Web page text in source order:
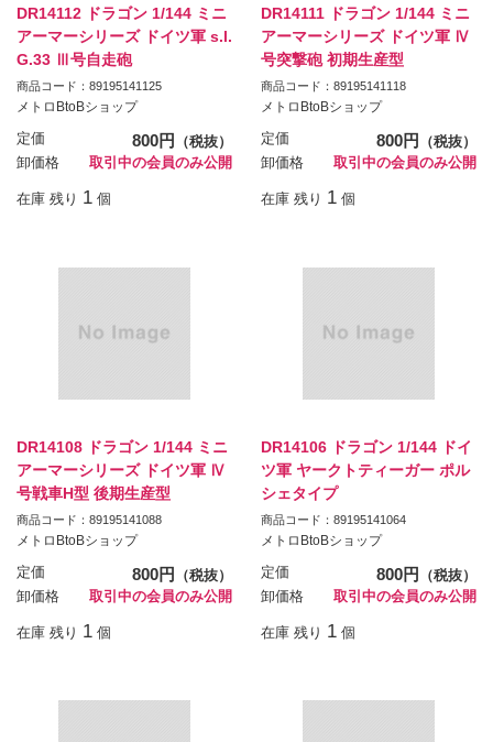
DR14112 ドラゴン 1/144 ミニ
アーマーシリーズ ドイツ軍 s.l.
G.33 Ⅲ号自走砲
商品コード：89195141125
メトロBtoBショップ
定価 800円
（税抜）
卸価格
取引中の会員のみ公開
在庫 残り 1 個
DR14111 ドラゴン 1/144 ミニ
アーマーシリーズ ドイツ軍 Ⅳ
号突撃砲 初期生産型
商品コード：89195141118
メトロBtoBショップ
定価 800円
（税抜）
卸価格
取引中の会員のみ公開
在庫 残り 1 個
DR14108 ドラゴン 1/144 ミニ
アーマーシリーズ ドイツ軍 Ⅳ
号戦車H型 後期生産型
商品コード：89195141088
メトロBtoBショップ
定価 800円
（税抜）
卸価格
取引中の会員のみ公開
在庫 残り 1 個
DR14106 ドラゴン 1/144 ドイ
ツ軍 ヤークトティーガー ポル
シェタイプ
商品コード：89195141064
メトロBtoBショップ
定価 800円
（税抜）
卸価格
取引中の会員のみ公開
在庫 残り 1 個